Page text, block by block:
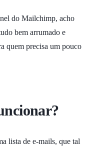
do Mailchimp, acho
bem arrumado e
quem precisa um pouco
lista de e-mails, que tal